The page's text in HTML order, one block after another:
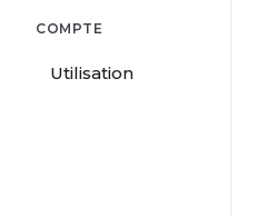
COMPTE
Utilisation